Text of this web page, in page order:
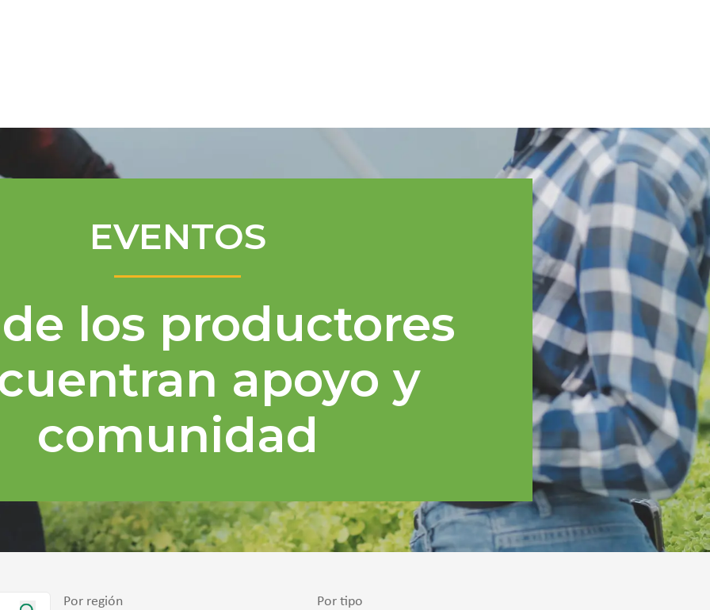
EVENTOS
los productores
apoyo y
comunidad
Por región Por tipo